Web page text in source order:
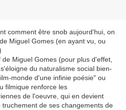
comment être snob aujourd'hui, on
Miguel Gomes (en ayant vu, ou
Miguel Gomes (pour plus d'effet,
du naturalisme social bien-
monde d'une infinie poésie" ou
filmique renforce les
de l'oeuvre, qui en devient
de ses changements de